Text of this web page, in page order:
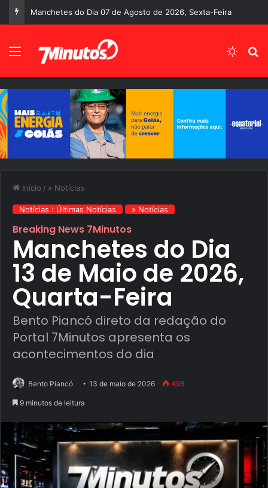
A despedida precoce de Fernando Correia
Menu
Início / » Notícias
Notícias : Últimas Notícias » Notícias
Breaking News 7Minutos
Manchetes do Dia
13 de Maio de 2026,
Quarta-Feira
Bento Piancó direto da redação do
Portal 7Minutos apresenta os
acontecimentos do dia
Bento Piancó 13 de maio de 2026 498
9 minutos de leitura